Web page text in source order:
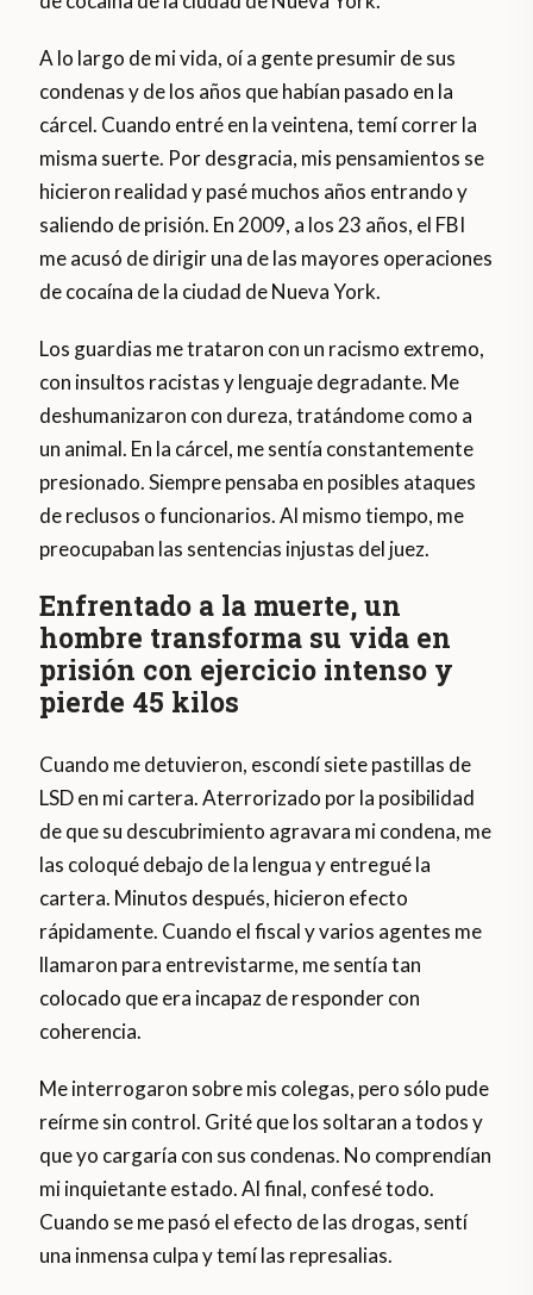
A lo largo de mi vida, oí a gente presumir de sus
condenas y de los años que habían pasado en la
cárcel. Cuando entré en la veintena, temí correr la
misma suerte. Por desgracia, mis pensamientos se
hicieron realidad y pasé muchos años entrando y
saliendo de prisión. En 2009, a los 23 años, el FBI
me acusó de dirigir una de las mayores operaciones
de cocaína de la ciudad de Nueva York.
Los guardias me trataron con un racismo extremo,
con insultos racistas y lenguaje degradante. Me
deshumanizaron con dureza, tratándome como a
un animal. En la cárcel, me sentía constantemente
presionado. Siempre pensaba en posibles ataques
de reclusos o funcionarios. Al mismo tiempo, me
preocupaban las sentencias injustas del juez.
Enfrentado a la muerte, un
hombre transforma su vida en
prisión con ejercicio intenso y
pierde 45 kilos
Cuando me detuvieron, escondí siete pastillas de
LSD en mi cartera. Aterrorizado por la posibilidad
de que su descubrimiento agravara mi condena, me
las coloqué debajo de la lengua y entregué la
cartera. Minutos después, hicieron efecto
rápidamente. Cuando el fiscal y varios agentes me
llamaron para entrevistarme, me sentía tan
colocado que era incapaz de responder con
coherencia.
Me interrogaron sobre mis colegas, pero sólo pude
reírme sin control. Grité que los soltaran a todos y
que yo cargaría con sus condenas. No comprendían
mi inquietante estado. Al final, confesé todo.
Cuando se me pasó el efecto de las drogas, sentí
una inmensa culpa y temí las represalias.